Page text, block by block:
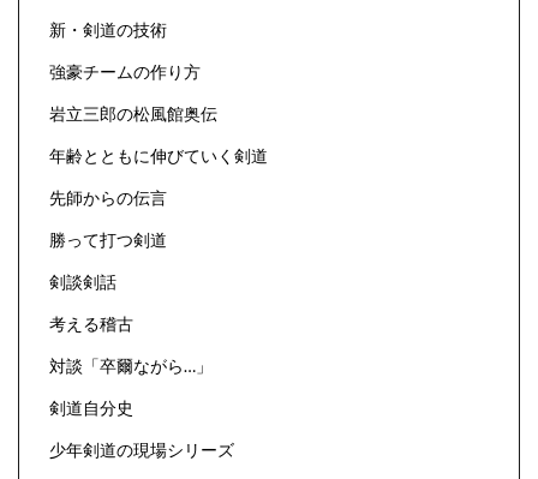
新・剣道の技術
強豪チームの作り方
岩立三郎の松風館奥伝
年齢とともに伸びていく剣道
先師からの伝言
勝って打つ剣道
剣談剣話
考える稽古
対談「卒爾ながら…」
剣道自分史
少年剣道の現場シリーズ